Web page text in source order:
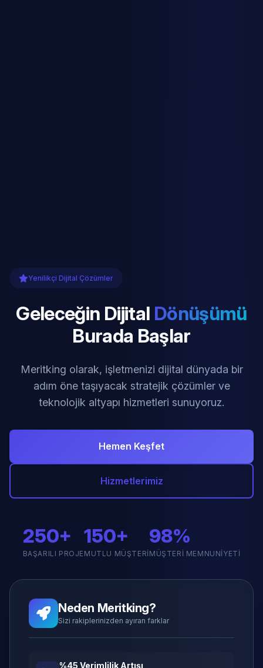
Yenilikçi Dijital Çözümler
Geleceğin Dijital Dönüşümü
Burada Başlar
Meritking olarak, işletmenizi dijital dünyada bir
adım öne taşıyacak stratejik çözümler ve
teknolojik altyapı hizmetleri sunuyoruz.
Hemen Keşfet
Hizmetlerimiz
250+
BAŞARILI PROJE
150+
MUTLU MÜŞTERI
98%
MÜŞTERI MEMNUNIYETI
Neden Meritking?
Sizi rakiplerinizden ayıran farklar
%45 Verimlilik Artışı